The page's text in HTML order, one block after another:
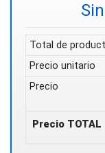
Total de
Precio unitario
Precio
Precio TOTAL